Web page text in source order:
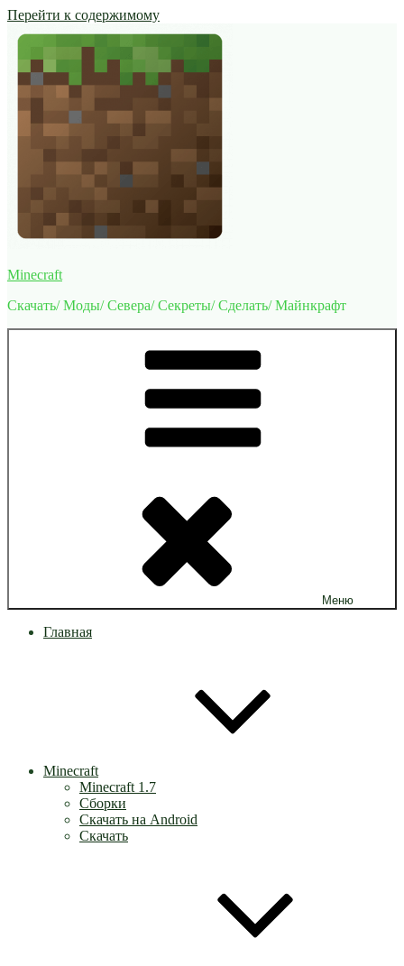
Перейти к содержимому
Minecraft
Скачать/ Моды/ Севера/ Секреты/ Сделать/ Майнкрафт
Меню
Главная
Minecraft
Minecraft 1.7
Сборки
Скачать на Android
Скачать